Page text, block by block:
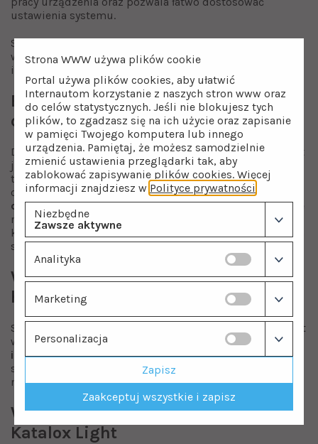
ustawienia systemu.
Sterowniki marki CLACK cieszą się doskonałą opinią ze
względu na swojąniezawodność,długą żywotność
i
bezawaryjną pracą przez lata.
Ekologiczny tryb pracy bez
chemikaliów
Dużą zaletą odżelaziacza Supreme OXYLINE 85 PLUS jest
jego ekologiczny charakter. W przeciwieństwie do
tradycyjnych systemów, które wymagają użycia środków
chemicznych do uzdatniania wody, OXYLINE PLUS
całkowicie bez chemikaliów. Te nowoczesne rozwiązanie
minimalizuje wpływ na środowisko, a także eliminuje
konieczność magazynowania i utylizacji niebezpiecznych
substancji chemicznych.
Współpraca z różnymi typami
hydroforów
System uzdatniania wody Supreme OXYLINE 85 PLUS jest
w pełnikompatybilny z hydroforami przeponowymi jak
i przepływowymi. Urządzenie w szczególności sprawdza
się w układzie z hydroforem przeponowym, gdzie woda
nie ma kontaktu z powietrzem.
Wysokiej jakości złoże filtracyjne
Katalox Light
Strona WWW używa plików cookie
Portal używa plików cookies, aby ułatwić
Internautom korzystanie z naszych stron www oraz
do celów statystycznych. Jeśli nie blokujesz tych
plików, to zgadzasz się na ich użycie oraz zapisanie
w pamięci Twojego komputera lub innego
urządzenia. Pamiętaj, że możesz samodzielnie
zmienić ustawienia przeglądarki tak, aby
zablokować zapisywanie plików cookies. Więcej
informacji znajdziesz w Polityce prywatności
Niezbędne
Zawsze aktywne
Analityka
Marketing
Personalizacja
Zapisz
Zaakceptuj wszystkie i zapisz